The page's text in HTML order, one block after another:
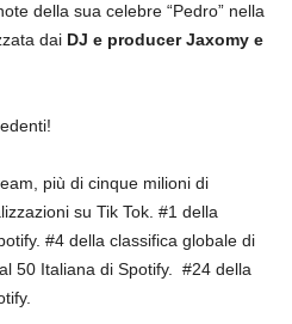
della sua celebre “Pedro” nella
dai DJ e producer Jaxomy e
più di cinque milioni di
su Tik Tok. #1 della
#4 della classifica globale di
50 Italiana di Spotify. #24 della